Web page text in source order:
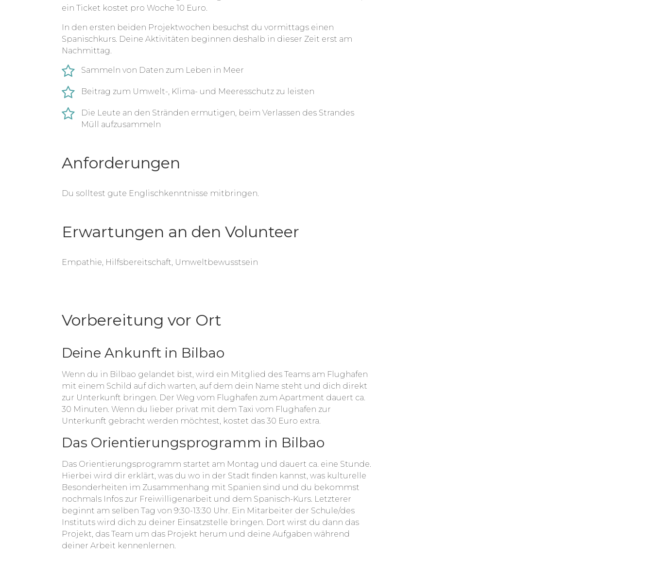
ein Ticket kostet pro Woche 10 Euro.
In den ersten beiden Projektwochen besuchst du vormittags einen
Spanischkurs. Deine Aktivitäten beginnen deshalb in dieser Zeit erst am
Nachmittag.
Sammeln von Daten zum Leben in Meer
Beitrag zum Umwelt-, Klima- und Meeresschutz zu leisten
Die Leute an den Stränden ermutigen, beim Verlassen des Strandes
Müll aufzusammeln
Anforderungen
Du solltest gute Englischkenntnisse mitbringen.
Erwartungen an den Volunteer
Empathie, Hilfsbereitschaft, Umweltbewusstsein
Vorbereitung vor Ort
Deine Ankunft in Bilbao
Wenn du in Bilbao gelandet bist, wird ein Mitglied des Teams am Flughafen
mit einem Schild auf dich warten, auf dem dein Name steht und dich direkt
zur Unterkunft bringen. Der Weg vom Flughafen zum Apartment dauert ca.
30 Minuten. Wenn du lieber privat mit dem Taxi vom Flughafen zur
Unterkunft gebracht werden möchtest, kostet das 30 Euro extra.
Das Orientierungsprogramm in Bilbao
Das Orientierungsprogramm startet am Montag und dauert ca. eine Stunde.
Hierbei wird dir erklärt, was du wo in der Stadt finden kannst, was kulturelle
Besonderheiten im Zusammenhang mit Spanien sind und du bekommst
nochmals Infos zur Freiwilligenarbeit und dem Spanisch-Kurs. Letzterer
beginnt am selben Tag von 9:30-13:30 Uhr. Ein Mitarbeiter der Schule/des
Instituts wird dich zu deiner Einsatzstelle bringen. Dort wirst du dann das
Projekt, das Team um das Projekt herum und deine Aufgaben während
deiner Arbeit kennenlernen.